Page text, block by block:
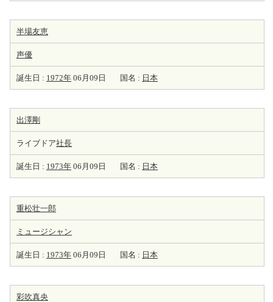
半場友恵
声優
誕生日 : 1972年 06月09日 国名 : 日本
出澤剛
ライブドア社長
誕生日 : 1973年 06月09日 国名 : 日本
重松壮一郎
ミュージシャン
誕生日 : 1973年 06月09日 国名 : 日本
彩吹真央